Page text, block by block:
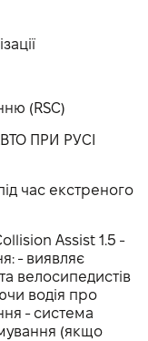
(RSC)
ПРИ РУСІ
час екстреного
Assist 1.5 -
- виявляє
велосипедистів
водія про
- система
(якщо